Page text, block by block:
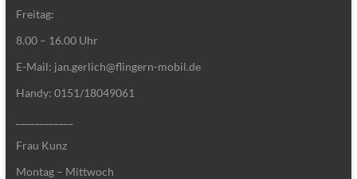
Freitag:
8.00 – 16.00 Uhr
E-Mail: jan.gerlich@flingern-mobil.de
Handy: 0151/18049061
Frau Kunz
Montag – Mittwoch